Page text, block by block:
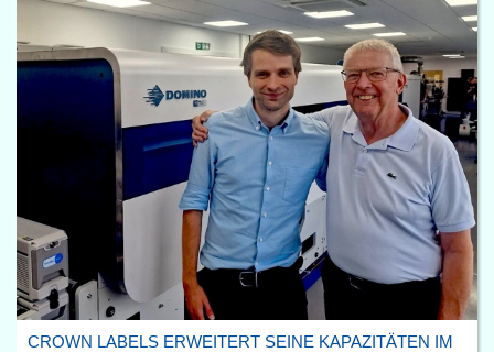
CROWN LABELS ERWEITERT SEINE KAPAZITÄTEN IM